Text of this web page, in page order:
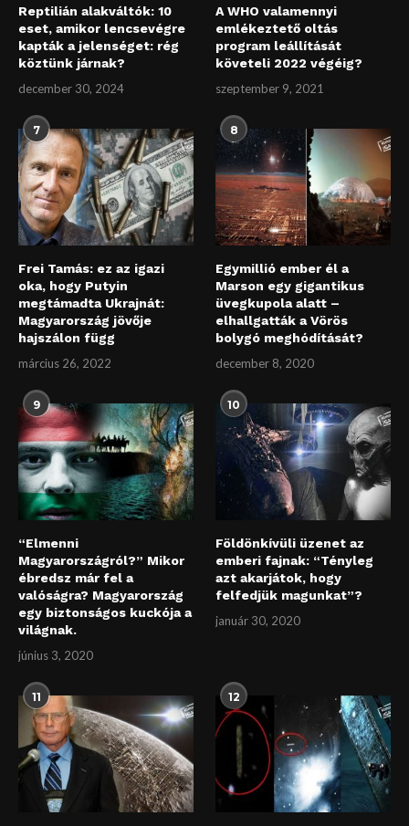
Reptilián alakváltók: 10
eset, amikor lencsevégre
kapták a jelenséget: rég
köztünk járnak?
december 30, 2024
A WHO valamennyi
emlékeztető oltás
program leállítását
követeli 2022 végéig?
szeptember 9, 2021
7
Frei Tamás: ez az igazi
oka, hogy Putyin
megtámadta Ukrajnát:
Magyarország jövője
hajszálon függ
március 26, 2022
8
Egymillió ember él a
Marson egy gigantikus
üvegkupola alatt –
elhallgatták a Vörös
bolygó meghódítását?
december 8, 2020
9
“Elmenni
Magyarországról?” Mikor
ébredsz már fel a
valóságra? Magyarország
egy biztonságos kuckója a
világnak.
június 3, 2020
10
Földönkívüli üzenet az
emberi fajnak: “Tényleg
azt akarjátok, hogy
felfedjük magunkat”?
január 30, 2020
11 12